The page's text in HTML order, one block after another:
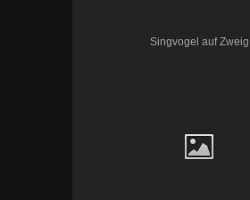
Singvogel auf Zweig